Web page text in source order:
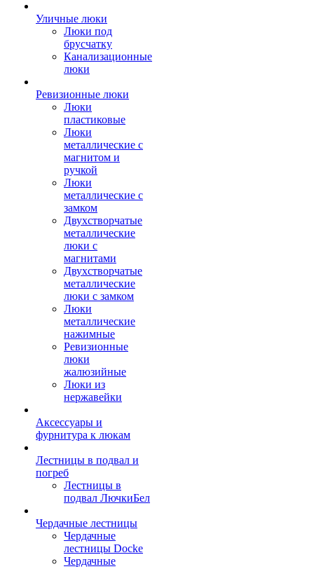
Уличные люки
Люки под
брусчатку
Канализационные
люки
Ревизионные люки
Люки
пластиковые
Люки
металлические с
магнитом и
ручкой
Люки
металлические с
замком
Двухстворчатые
металлические
люки с
магнитами
Двухстворчатые
металлические
люки с замком
Люки
металлические
нажимные
Ревизионные
люки
жалюзийные
Люки из
нержавейки
Аксессуары и
фурнитура к люкам
Лестницы в подвал и
погреб
Лестницы в
подвал ЛючкиБел
Чердачные лестницы
Чердачные
лестницы Docke
Чердачные